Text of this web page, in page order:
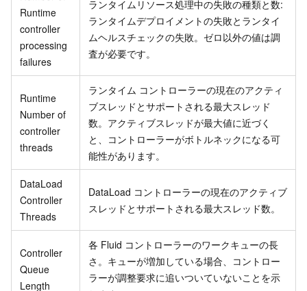
Runtime
controller
processing
failures
ランタイムリソース処理中の失敗の種類と数:
ランタイムデプロイメントの失敗とランタイ
ムヘルスチェックの失敗。ゼロ以外の値は調
査が必要です。
Runtime
Number of
controller
threads
ランタイム コントローラーの現在のアクティ
ブスレッドとサポートされる最大スレッド
数。アクティブスレッドが最大値に近づく
と、コントローラーがボトルネックになる可
能性があります。
DataLoad
Controller
Threads
DataLoad コントローラーの現在のアクティブ
スレッドとサポートされる最大スレッド数。
Controller
Queue
Length
各 Fluid コントローラーのワークキューの長
さ。キューが増加している場合、コントロー
ラーが調整要求に追いついていないことを示